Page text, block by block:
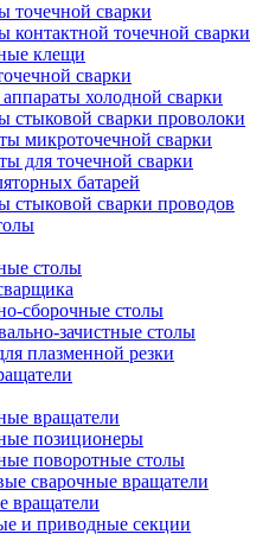
сварки
точечной сварки
клещи
сварки
холодной сварки
сварки проволоки
микроточечной сварки
для точечной сварки
батарей
сварки проводов
столы
сборочные столы
зачистные столы
плазменной резки
вращатели
позиционеры
поворотные столы
сварочные вращатели
вращатели
и приводные секции